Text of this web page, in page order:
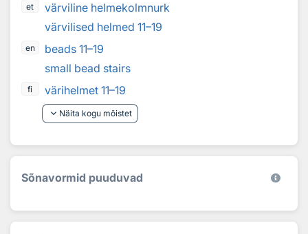
et
värviline helmekolmnurk
värvilised helmed 11–19
en
beads 11–19
small bead stairs
fi
värihelmet 11–19
keyboard_arrow_down Näita kogu mõistet
Sõnavormid puuduvad